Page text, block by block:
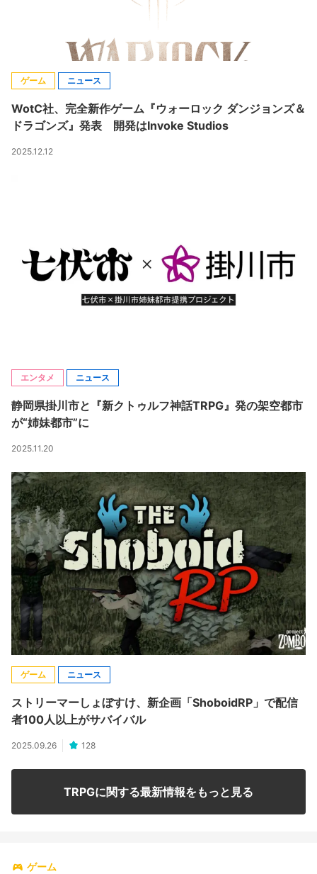
ゲーム ニュース
WotC社、完全新作ゲーム『ウォーロック ダンジョンズ＆
ドラゴンズ』発表 開発はInvoke Studios
2025.12.12
エンタメ ニュース
静岡県掛川市と『新クトゥルフ神話TRPG』発の架空都市
が“姉妹都市”に
2025.11.20
ゲーム ニュース
ストリーマーしょぼすけ、新企画「ShoboidRP」で配信
者100人以上がサバイバル
2025.09.26 128
TRPGに関する最新情報をもっと見る
ゲーム